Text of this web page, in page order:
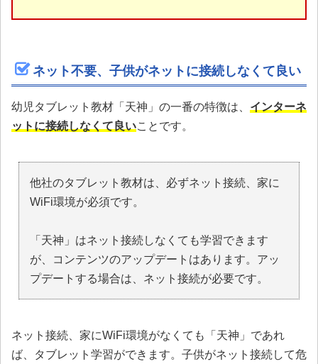
ネット不要、子供がネットに接続しなくて良い
幼児タブレット教材「天神」の一番の特徴は、 インターネ
ットに接続しなくて良いことです。
他社のタブレット教材は、必ずネット接続、家に
WiFi環境が必須です。
「天神」はネット接続しなくても学習できます
が、コンテンツのアップデートはあります。アッ
プデートする場合は、ネット接続が必要です。
ネット接続、家にWiFi環境がなくても「天神」であれ
ば、タブレット学習ができます。 子供がネット接続して危